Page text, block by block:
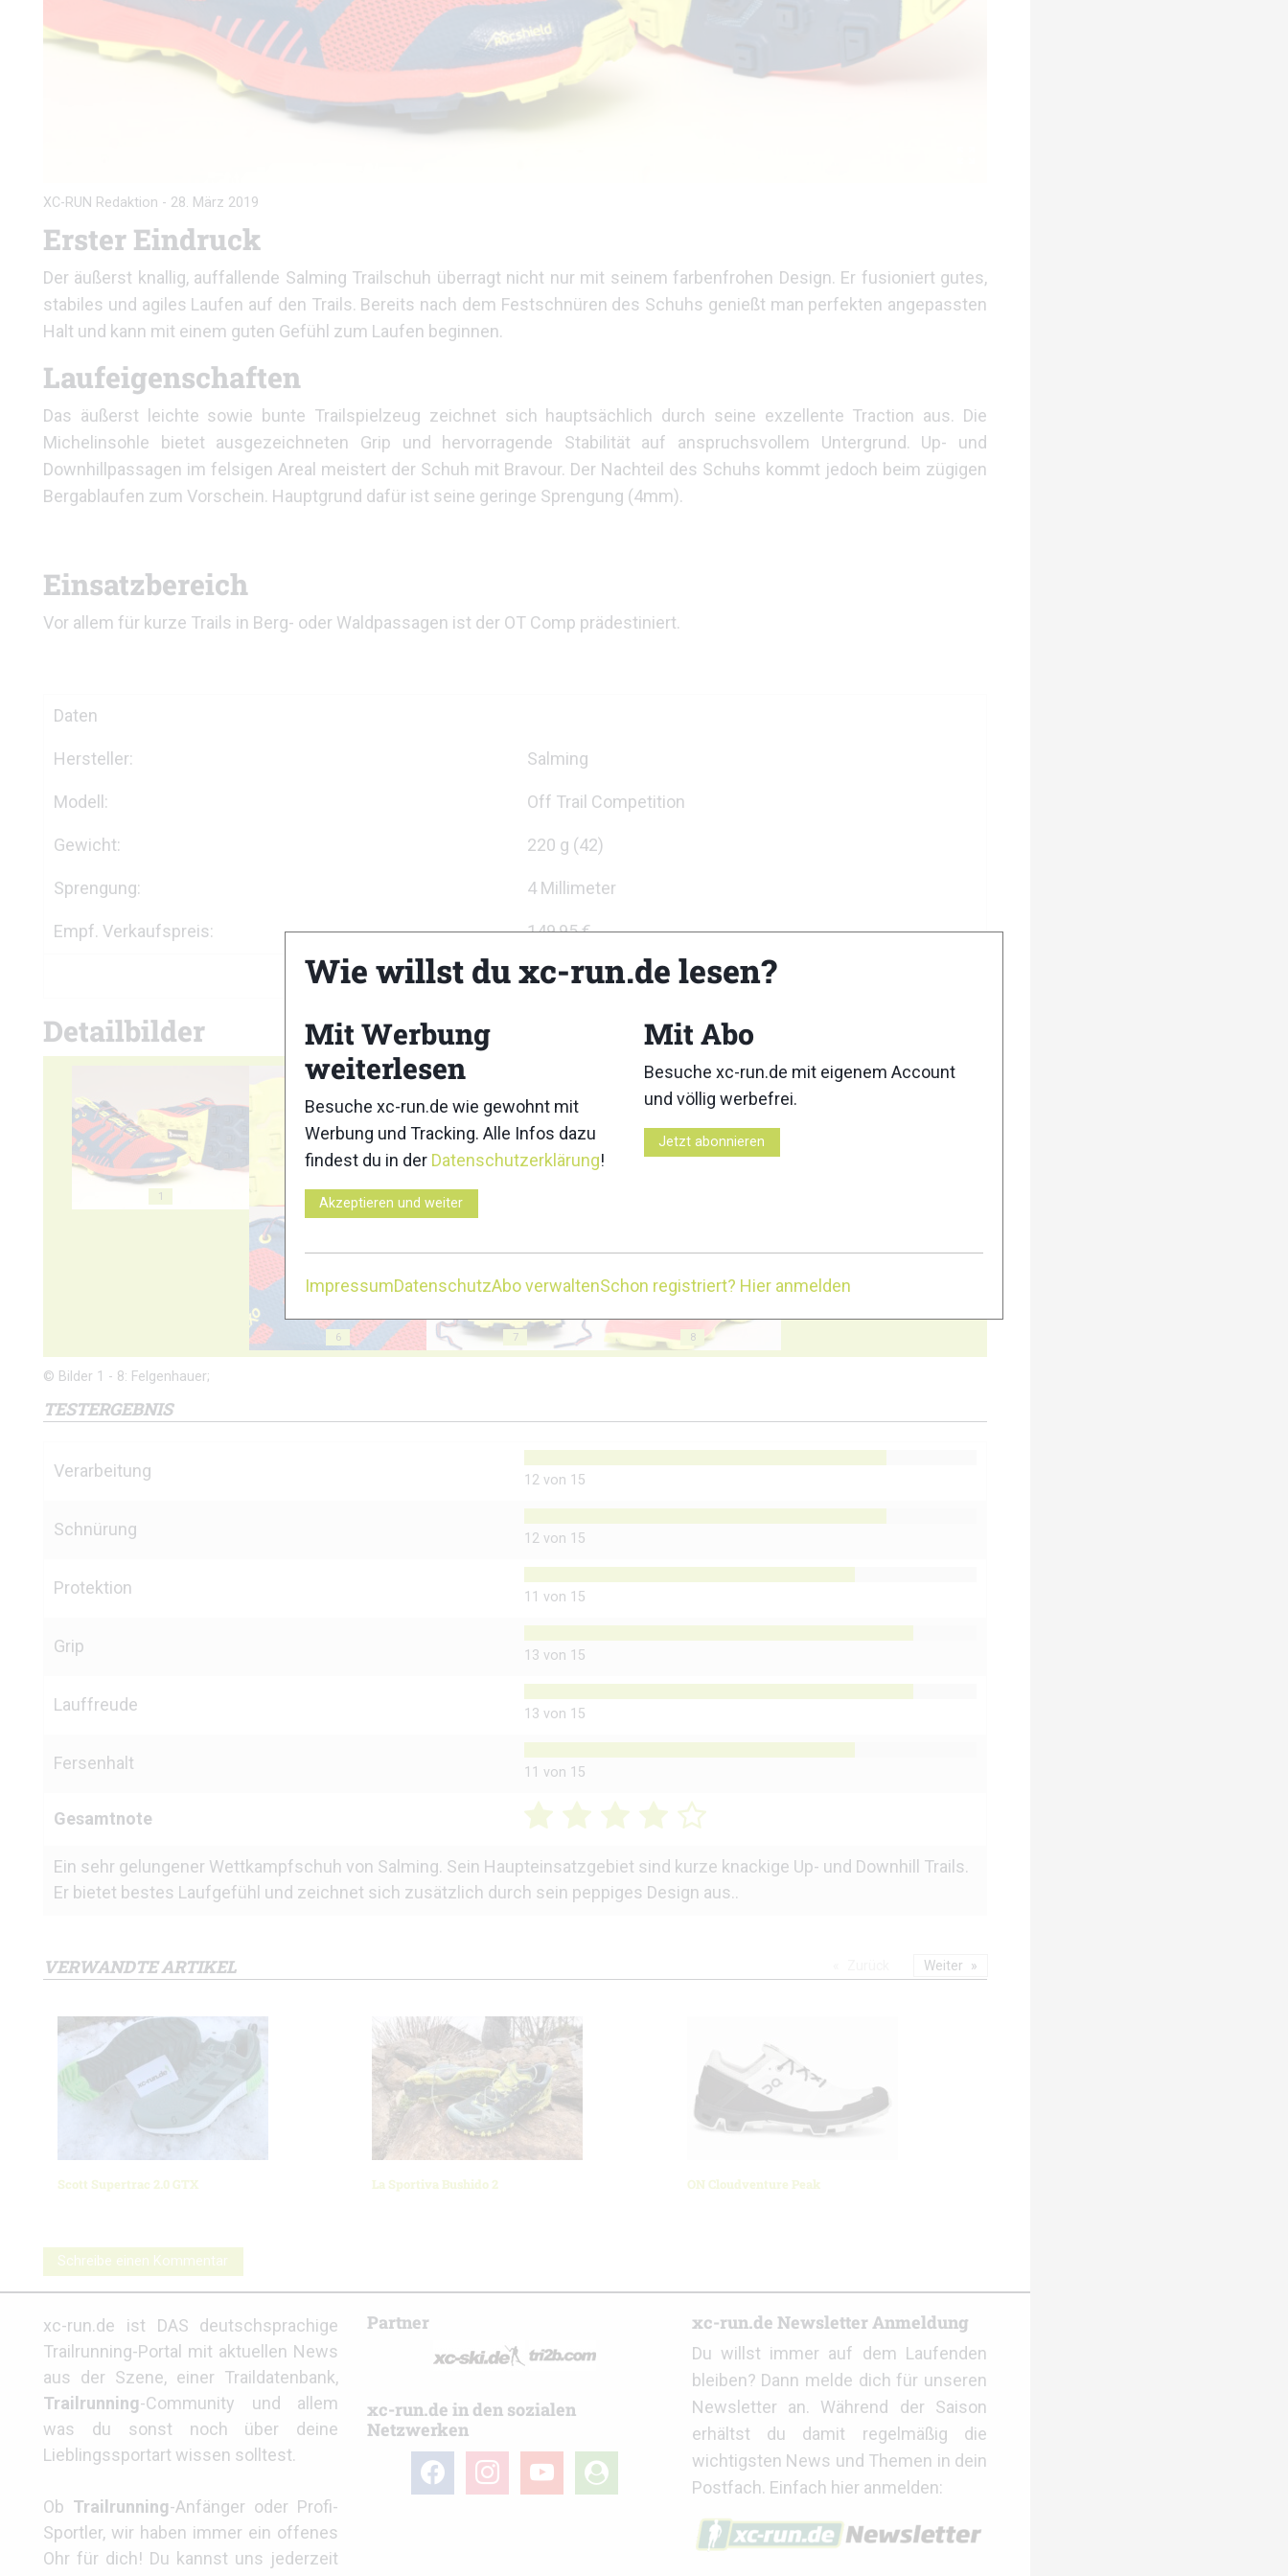
XC-RUN Redaktion - 28. März 2019
Erster Eindruck
Der äußerst knallig, auffallende Salming Trailschuh überragt nicht nur mit seinem farbenfrohen Design. Er fusioniert gutes,
stabiles und agiles Laufen auf den Trails. Bereits nach dem Festschnüren des Schuhs genießt man perfekten angepassten
Halt und kann mit einem guten Gefühl zum Laufen beginnen.
Laufeigenschaften
Das äußerst leichte sowie bunte Trailspielzeug zeichnet sich hauptsächlich durch seine exzellente Traction aus. Die
Michelinsohle bietet ausgezeichneten Grip und hervorragende Stabilität auf anspruchsvollem Untergrund. Up- und
Downhillpassagen im felsigen Areal meistert der Schuh mit Bravour. Der Nachteil des Schuhs kommt jedoch beim zügigen
Bergablaufen zum Vorschein. Hauptgrund dafür ist seine geringe Sprengung (4mm).
Einsatzbereich
Vor allem für kurze Trails in Berg- oder Waldpassagen ist der OT Comp prädestiniert.
Daten
Hersteller: Salming
Modell: Off Trail Competition
Gewicht: 220 g (42)
Sprengung: 4 Millimeter
Empf. Verkaufspreis: 149,95 €
Detailbilder
1
6 7 8
© Bilder 1 - 8: Felgenhauer;
TESTERGEBNIS
Verarbeitung 12 von 15
Schnürung 12 von 15
Protektion 11 von 15
Grip 13 von 15
Lauffreude 13 von 15
Fersenhalt 11 von 15
Gesamtnote
Ein sehr gelungener Wettkampfschuh von Salming. Sein Haupteinsatzgebiet sind kurze knackige Up- und Downhill Trails.
Er bietet bestes Laufgefühl und zeichnet sich zusätzlich durch sein peppiges Design aus..
VERWANDTE ARTIKEL
Scott Supertrac 2.0 GTX La Sportiva Bushido 2 ON Cloudventure Peak
Weiter
Schreibe einen Kommentar
xc-run.de ist DAS deutschsprachige
Trailrunning-Portal mit aktuellen News
aus der Szene, einer Traildatenbank,
Trailrunning-Community und allem
was du sonst noch über deine
Lieblingssportart wissen solltest.
Ob Trailrunning-Anfänger oder Profi-
Sportler, wir haben immer ein offenes
Ohr für dich! Du kannst uns jederzeit
Partner
xc-run.de in den sozialen
Netzwerken
facebookinstagramyoutube
user-
circle
xc-run.de Newsletter Anmeldung
Du willst immer auf dem Laufenden
bleiben? Dann melde dich für unseren
Newsletter an. Während der Saison
erhältst du damit regelmäßig die
wichtigsten News und Themen in dein
Postfach. Einfach hier anmelden:
Wie willst du xc-run.de lesen?
Mit Werbung
weiterlesen
Besuche xc-run.de wie gewohnt mit
Werbung und Tracking. Alle Infos dazu
findest du in der Datenschutzerklärung!
Akzeptieren und weiter
Mit Abo
Besuche xc-run.de mit eigenem Account
und völlig werbefrei.
Jetzt abonnieren
ImpressumDatenschutzAbo verwaltenSchon registriert? Hier anmelden